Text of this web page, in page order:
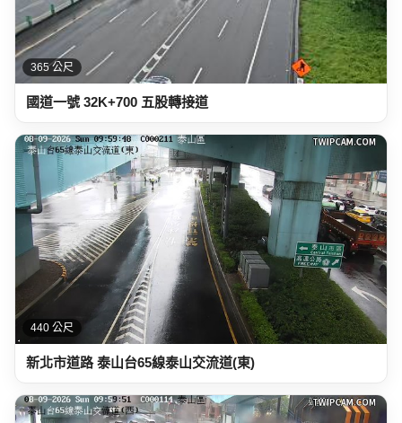
365 公尺
國道一號 32K+700 五股轉接道
440 公尺
新北市道路 泰山台65線泰山交流道(東)